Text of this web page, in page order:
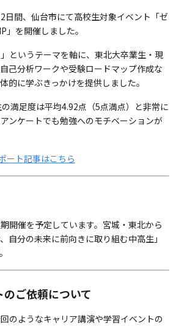
日間、仙台市にて高校生対象イベント「ゼ
」を開催しました。
」というテーマを軸に、東北大卒業生・現
己分析ワークや受験ロードマップ作成な
的に学ぶきっかけを提供しました。
満足度は平均4.92点（5点満点）と非常に
ンケートでも勉強へのモチベーションが
ート記事はこちら
開催を予定しています。宮城・東北から
自分の未来に前向きに取り組む中高生」
ご依頼について
のようなキャリア講演や学習イベントの